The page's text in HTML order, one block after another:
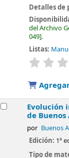
Detalles de
del Archivo
049 .
Listas:
valoración
Evolución
de Buenos
por Buenos
Edición: 1ª
Tipo de